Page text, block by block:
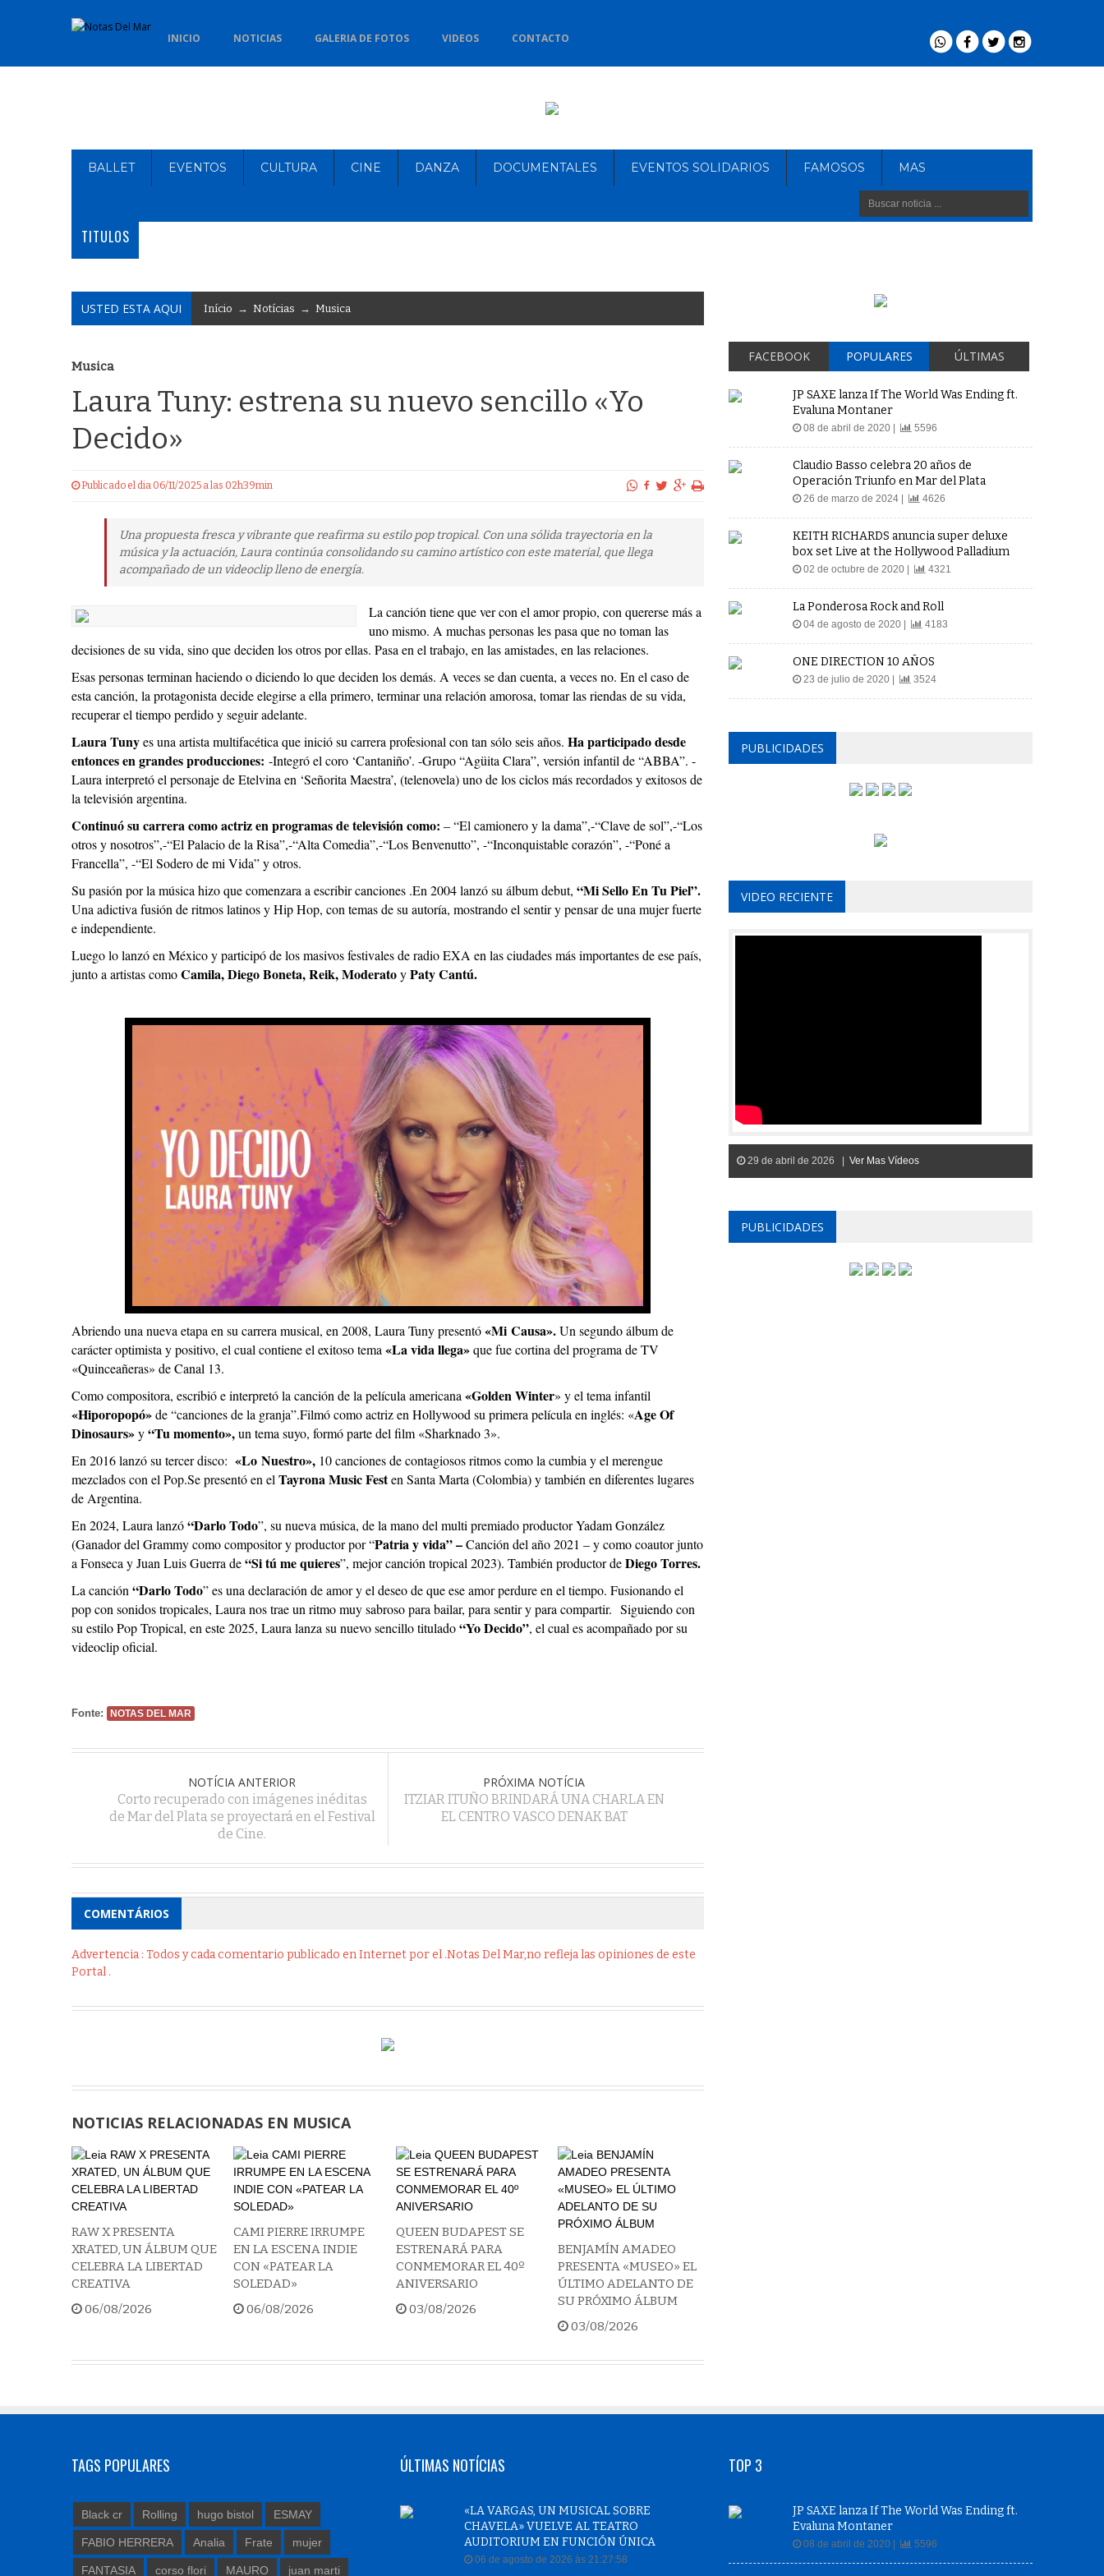
INICIO NOTICIAS GALERIA DE FOTOS VIDEOS CONTACTO
BALLET EVENTOS CULTURA CINE DANZA DOCUMENTALES EVENTOS SOLIDARIOS FAMOSOS MAS
TITULOS
USTED ESTA AQUI Início → Notícias → Musica
Musica
Laura Tuny: estrena su nuevo sencillo «Yo
Decido»
Publicado el dia 06/11/2025 a las 02h39min
Una propuesta fresca y vibrante que reafirma su estilo pop tropical. Con una sólida trayectoria en la
música y la actuación, Laura continúa consolidando su camino artístico con este material, que llega
acompañado de un videoclip lleno de energía.
La canción tiene que ver con el amor propio, con quererse más a
uno mismo. A muchas personas les pasa que no toman las
decisiones de su vida, sino que deciden los otros por ellas. Pasa en el trabajo, en las amistades, en las relaciones.
Esas personas terminan haciendo o diciendo lo que deciden los demás. A veces se dan cuenta, a veces no. En el caso de
esta canción, la protagonista decide elegirse a ella primero, terminar una relación amorosa, tomar las riendas de su vida,
recuperar el tiempo perdido y seguir adelante.
Laura Tunyes una artista multifacética que inició su carrera profesional con tan sólo seis años. Ha participado desde
entonces en grandes producciones: -Integró el coro ‘Cantaniño’. -Grupo “Agüita Clara”, versión infantil de “ABBA”. -
Laura interpretó el personaje de Etelvina en ‘Señorita Maestra’, (telenovela) uno de los ciclos más recordados y exitosos de
la televisión argentina.
Continuó su carrera como actriz en programas de televisión como: – “El camionero y la dama”,-“Clave de sol”,-“Los
otros y nosotros”,-“El Palacio de la Risa”,-“Alta Comedia”,-“Los Benvenutto”, -“Inconquistable corazón”, -“Poné a
Francella”, -“El Sodero de mi Vida” y otros.
Su pasión por la música hizo que comenzara a escribir canciones .En 2004 lanzó su álbum debut, “Mi Sello En Tu Piel”.
Una adictiva fusión de ritmos latinos y Hip Hop, con temas de su autoría, mostrando el sentir y pensar de una mujer fuerte
e independiente.
Luego lo lanzó en México y participó de los masivos festivales de radio EXA en las ciudades más importantes de ese país,
junto a artistas comoCamila, Diego Boneta, Reik, ModeratoyPaty Cantú.
Abriendo una nueva etapa en su carrera musical, en 2008, Laura Tuny presentó«Mi Causa».Un segundo álbum de
carácter optimista y positivo, el cual contiene el exitoso tema «La vida llega»que fue cortina del programa de TV
«Quinceañeras» de Canal 13.
Como compositora, escribió e interpretó la canción de la película americana «Golden Winter» y el tema infantil
«Hiporopopó»de “canciones de la granja”.Filmó como actriz en Hollywood su primera película en inglés: «Age Of
Dinosaurs»y“Tu momento»,un tema suyo, formó parte del film «Sharknado 3».
En 2016 lanzó su tercer disco: «Lo Nuestro», 10 canciones de contagiosos ritmos como la cumbia y el merengue
mezclados con el Pop.Se presentó en el Tayrona Music Festen Santa Marta (Colombia) y también en diferentes lugares
de Argentina.
En 2024, Laura lanzó“Darlo Todo”, su nueva música, de la mano del multi premiado productor Yadam González
(Ganador del Grammy como compositor y productor por “Patria y vida” –Canción del año 2021 – y como coautor junto
a Fonseca y Juan Luis Guerra de“Si tú me quieres”, mejor canción tropical 2023). También productor deDiego Torres.
La canción “Darlo Todo” es una declaración de amor y el deseo de que ese amor perdure en el tiempo. Fusionando el
pop con sonidos tropicales, Laura nos trae un ritmo muy sabroso para bailar, para sentir y para compartir. Siguiendo con
su estilo Pop Tropical, en este 2025, Laura lanza su nuevo sencillo titulado“Yo Decido”, el cual es acompañado por su
videoclip oficial.
Fonte: NOTAS DEL MAR
NOTÍCIA ANTERIOR
Corto recuperado con imágenes inéditas
de Mar del Plata se proyectará en el Festival
de Cine.
PRÓXIMA NOTÍCIA
ITZIAR ITUÑO BRINDARÁ UNA CHARLA EN
EL CENTRO VASCO DENAK BAT
COMENTÁRIOS
Advertencia : Todos y cada comentario publicado en Internet por el .Notas Del Mar,no refleja las opiniones de este
Portal .
NOTICIAS RELACIONADAS EN MUSICA
RAW X PRESENTA
XRATED, UN ÁLBUM QUE
CELEBRA LA LIBERTAD
CREATIVA
06/08/2026
CAMI PIERRE IRRUMPE
EN LA ESCENA INDIE
CON «PATEAR LA
SOLEDAD»
06/08/2026
QUEEN BUDAPEST SE
ESTRENARÁ PARA
CONMEMORAR EL 40º
ANIVERSARIO
03/08/2026
BENJAMÍN AMADEO
PRESENTA «MUSEO» EL
ÚLTIMO ADELANTO DE
SU PRÓXIMO ÁLBUM
03/08/2026
FACEBOOK POPULARES ÚLTIMAS
JP SAXE lanza If The World Was Ending ft.
Evaluna Montaner
08 de abril de 2020 | 5596
Claudio Basso celebra 20 años de
Operación Triunfo en Mar del Plata
26 de marzo de 2024 | 4626
KEITH RICHARDS anuncia super deluxe
box set Live at the Hollywood Palladium
02 de octubre de 2020 | 4321
La Ponderosa Rock and Roll
04 de agosto de 2020 | 4183
ONE DIRECTION 10 AÑOS
23 de julio de 2020 | 3524
PUBLICIDADES
VIDEO RECIENTE
29 de abril de 2026 | Ver Mas Vídeos
PUBLICIDADES
TAGS POPULARES
Black cr Rolling hugo bistol ESMAY
FABIO HERRERA Analia Frate mujer
FANTASIA corso flori MAURO juan marti
ÚLTIMAS NOTÍCIAS
«LA VARGAS, UN MUSICAL SOBRE
CHAVELA» VUELVE AL TEATRO
AUDITORIUM EN FUNCIÓN ÚNICA
06 de agosto de 2026 às 21:27:58
TOP 3
JP SAXE lanza If The World Was Ending ft.
Evaluna Montaner
08 de abril de 2020 | 5596